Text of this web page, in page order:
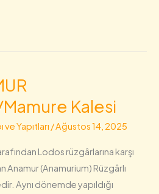
Kalesi
ve Yapıtları /Ağustos 14, 2025
Lodos rüzgârlarına karşı
Anamur (Anamurium) Rüzgârlı
Aynı dönemde yapıldığı